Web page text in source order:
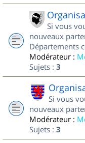
Si vous
nouveaux
Départements
Modérateur :
Sujets : 3
Si vous
nouveaux
Modérateur :
Sujets : 3